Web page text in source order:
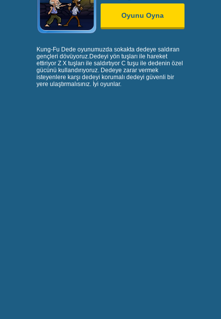
Oyunu Oyna
Kung-Fu Dede oyunumuzda sokakta dedeye saldıran
gençleri dövüyoruz.Dedeyi yön tuşları ile hareket
ettiriyor Z X tuşları ile saldırtıyor C tuşu ile dedenin özel
gücünü kullandırıyoruz. Dedeye zarar vermek
isteyenlere karşı dedeyi korumalı dedeyi güvenli bir
yere ulaştırmalısınız. İyi oyunlar.